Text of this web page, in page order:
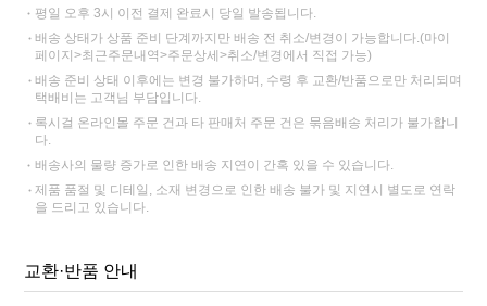
평일 오후 3시 이전 결제 완료시 당일 발송됩니다.
배송 상태가 상품 준비 단계까지만 배송 전 취소/변경이 가능합니다.(마이
페이지>최근주문내역>주문상세>취소/변경에서 직접 가능)
배송 준비 상태 이후에는 변경 불가하며, 수령 후 교환/반품으로만 처리되며
택배비는 고객님 부담입니다.
록시걸 온라인몰 주문 건과 타 판매처 주문 건은 묶음배송 처리가 불가합니
다.
배송사의 물량 증가로 인한 배송 지연이 간혹 있을 수 있습니다.
제품 품절 및 디테일, 소재 변경으로 인한 배송 불가 및 지연시 별도로 연락
을 드리고 있습니다.
교환·반품 안내